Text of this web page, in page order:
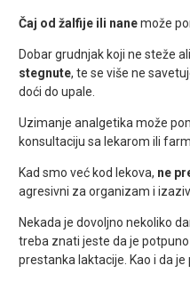
Čaj od žalfije ili nanemože
Dobar grudnjak koji ne steže
stegnute, te se više ne
doći do upale.
Uzimanje analgetika može
konsultaciju sa lekarom ili
Kad smo već kod lekova, ne
agresivni za organizam i
Nekada je dovoljno nekoliko
treba znati jeste da je
prestanka laktacije. Kao i da